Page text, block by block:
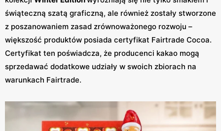
świąteczną szatą graficzną, ale również zostały stworzone
z poszanowaniem zasad zrównoważonego rozwoju –
większość produktów posiada certyfikat Fairtrade Cocoa.
Certyfikat ten poświadcza, że producenci kakao mogą
sprzedawać dodatkowe udziały w swoich zbiorach na
warunkach Fairtrade.